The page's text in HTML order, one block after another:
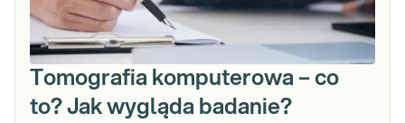
Tomografia komputerowa – co
to? Jak wygląda badanie?